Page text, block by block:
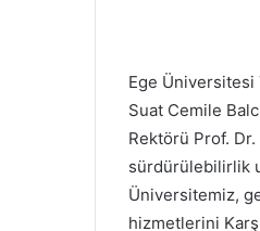
Ege Üniversitesi
Suat Cemile
Rektörü Prof.
sürdürülebilirlik
Üniversitemiz,
hizmetlerini